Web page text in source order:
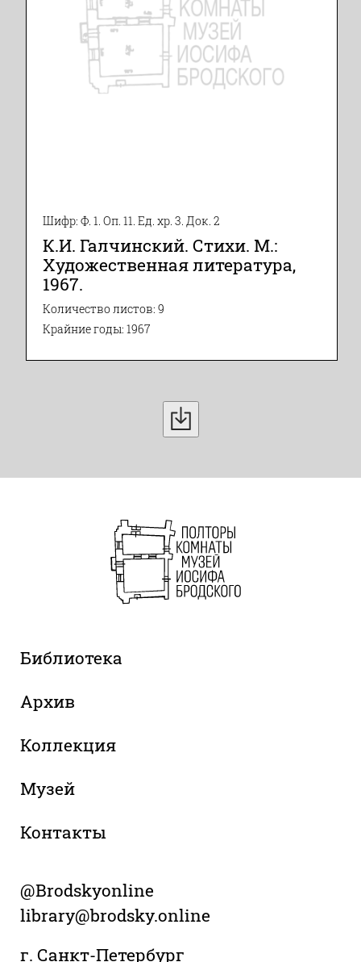
Шифр: Ф. 1. Оп. 11. Ед. хр. 3. Док. 2
К.И. Галчинский. Стихи. М.:
Художественная литература,
1967.
Количество листов: 9
Крайние годы: 1967
Библиотека
Архив
Коллекция
Музей
Контакты
@Brodskyonline
library@brodsky.online
г. Санкт-Петербург